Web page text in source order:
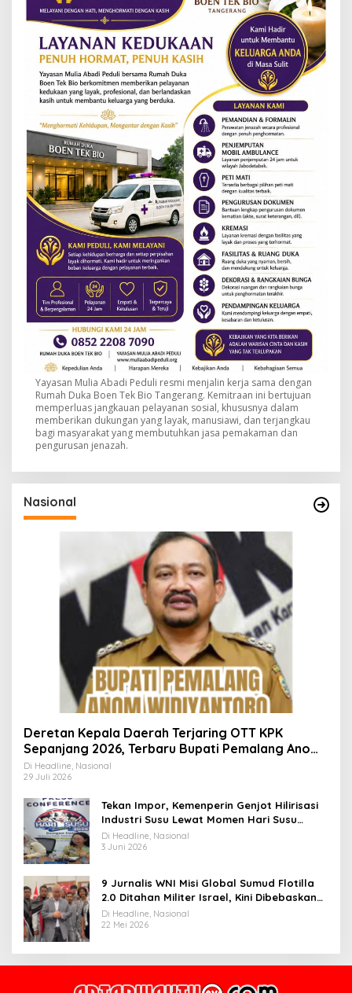
Yayasan Mulia Abadi Peduli resmi menjalin kerja sama dengan
Rumah Duka Boen Tek Bio Tangerang. Kemitraan ini bertujuan
memperluas jangkauan pelayanan sosial, khususnya dalam
memberikan dukungan yang layak, manusiawi, dan terjangkau
bagi masyarakat yang membutuhkan jasa pemakaman dan
pengurusan jenazah.
Nasional
Deretan Kepala Daerah Terjaring OTT KPK
Sepanjang 2026, Terbaru Bupati Pemalang Anom
Widiyantoro
Di Headline, Nasional
29 Juli 2026
Tekan Impor, Kemenperin Genjot Hilirisasi
Industri Susu Lewat Momen Hari Susu
Nusantara 2026
Di Headline, Nasional
3 Juni 2026
9 Jurnalis WNI Misi Global Sumud Flotilla
2.0 Ditahan Militer Israel, Kini Dibebaskan
dan Dievakuasi ke Istanbul
Di Headline, Nasional
22 Mei 2026